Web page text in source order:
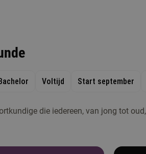
Voltijd Start september
die iedereen, van jong tot